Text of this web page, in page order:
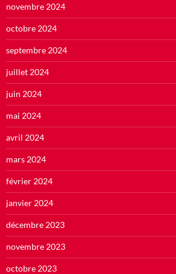
novembre 2024
octobre 2024
septembre 2024
juillet 2024
juin 2024
mai 2024
avril 2024
mars 2024
février 2024
janvier 2024
décembre 2023
novembre 2023
octobre 2023